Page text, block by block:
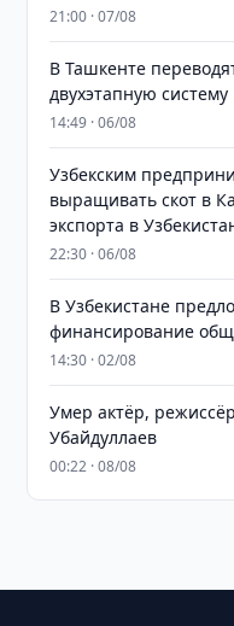
21:00 · 07/08
В Ташкенте
двухэтапную систему
14:49 · 06/08
Узбекским
выращивать скот в
экспорта в
22:30 · 06/08
В Узбекистане
финансирование
14:30 · 02/08
Умер актёр,
Убайдуллаев
00:22 · 08/08